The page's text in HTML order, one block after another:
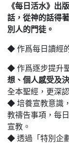
《每日活水》出
話，從神的話得
別人的門徒。
◆ 作爲每日讀經
◆ 作爲逐步提升
想、個人感受及
全本聖經，更深
◆ 培養宣教意識
教禱告事項，每
宣教。
◆ 透過「特別企